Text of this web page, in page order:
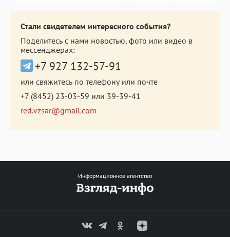
Стали свидетелем интересного события?
Поделитесь с нами новостью, фото или видео в
мессенджерах:
+7 927 132-57-91
или свяжитесь по телефону или почте
+7 (8452) 23-03-59 или 39-39-41
red.vzsar@gmail.com
Информационное агентство